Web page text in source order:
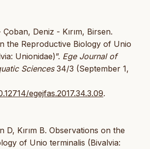
Deniz - Kırım, Birsen.
the Reproductive Biology of Unio
Unionidae)”. Ege Journal of
Sciences34/3 (September 1,
egejfas.2017.34.3.09.
D, Kırım B. Observations on the
of Unio terminalis (Bivalvia: